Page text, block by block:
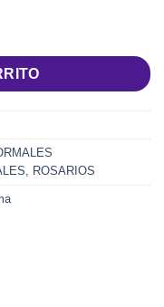
ROSARIOS